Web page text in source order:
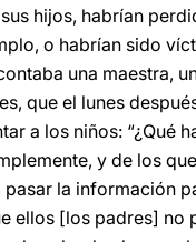
hijos, habrían
o habrían sido
una maestra,
que el lunes
a los niños: “¿Qué
y de los
pasar la información
ellos [los padres] no